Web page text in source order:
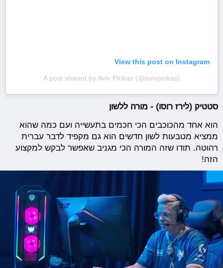
View this post on Instagram
A post shared by Aviv Pinkas (@avivpinkas)
סטטיק (לירז רוסו) - מורה ללשון
הוא אחד מהכוכבים הכי חכמים בתעשייה ועם כמה שהוא
ממציא מטבעות לשון חדשים הוא גם מקפיד לדבר עברית
רהוטה. תודו שזה המורה הכי מגניב שאפשר לבקש למקצוע
הזה!